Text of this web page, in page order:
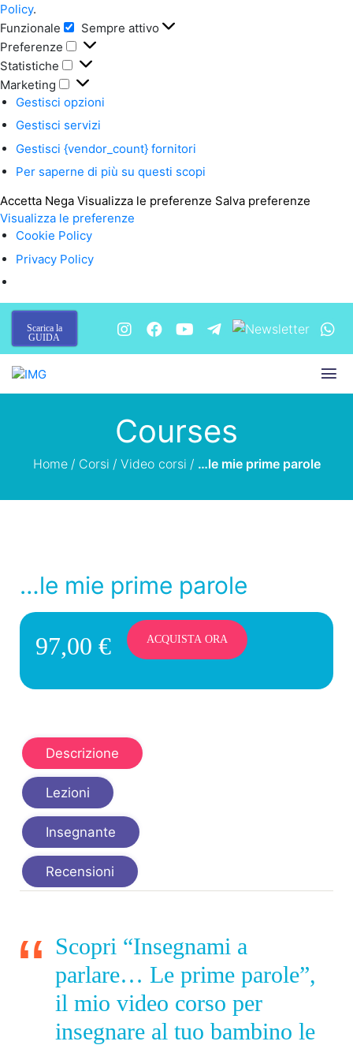
Policy.
Funzionale
Funzionale
Sempre attivo
Preferenze
Preferenze
Statistiche
Statistiche
Marketing
Marketing
Gestisci opzioni
Gestisci servizi
Gestisci {vendor_count} fornitori
Per saperne di più su questi scopi
Accetta Nega Visualizza le preferenze Salva preferenze
Visualizza le preferenze
Cookie Policy
Privacy Policy
Scarica la
GUIDA
Courses
Home / Corsi / Video corsi / …le mie prime parole
…le mie prime parole
97,00 € ACQUISTA ORA
Descrizione
Lezioni
Insegnante
Recensioni
Scopri “Insegnami a
parlare… Le prime parole”,
il mio video corso per
insegnare al tuo bambino le